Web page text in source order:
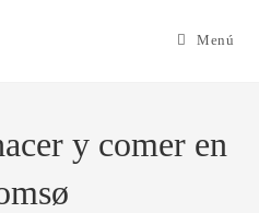
Menú
y comer en